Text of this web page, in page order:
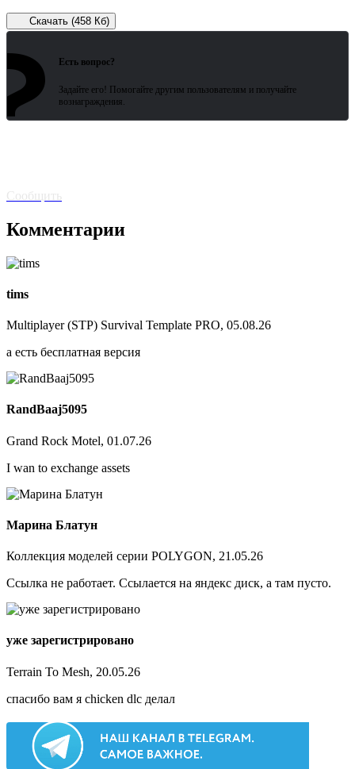
Скачать (458 Кб)
Есть вопрос?
Задайте его! Помогайте другим пользователям и получайте
вознаграждения.
Сообщить
Комментарии
tims
Multiplayer (STP) Survival Template PRO, 05.08.26
а есть бесплатная версия
RandBaaj5095
Grand Rock Motel, 01.07.26
I wan to exchange assets
Марина Блатун
Коллекция моделей серии POLYGON, 21.05.26
Ссылка не работает. Ссылается на яндекс диск, а там пусто.
уже зарегистрировано
Terrain To Mesh, 20.05.26
спасибо вам я chicken dlc делал